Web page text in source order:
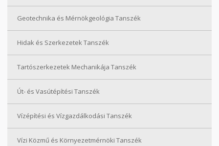
Geotechnika és Mérnökgeológia Tanszék
Hidak és Szerkezetek Tanszék
Tartószerkezetek Mechanikája Tanszék
Út- és Vasútépítési Tanszék
Vízépítési és Vízgazdálkodási Tanszék
Vízi Közmű és Környezetmérnöki Tanszék